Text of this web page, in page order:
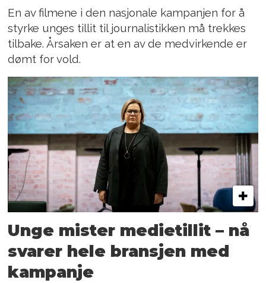
En av filmene i den nasjonale kampanjen for å
styrke unges tillit til journalistikken må trekkes
tilbake. Årsaken er at en av de medvirkende er
dømt for vold.
Unge mister medietillit – nå
svarer hele bransjen med
kampanje